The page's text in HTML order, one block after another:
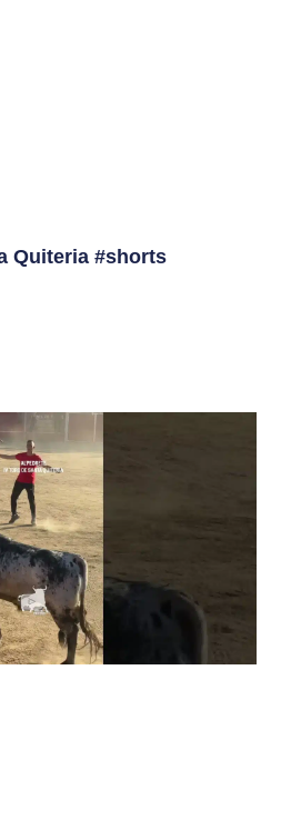
Quiteria #shorts